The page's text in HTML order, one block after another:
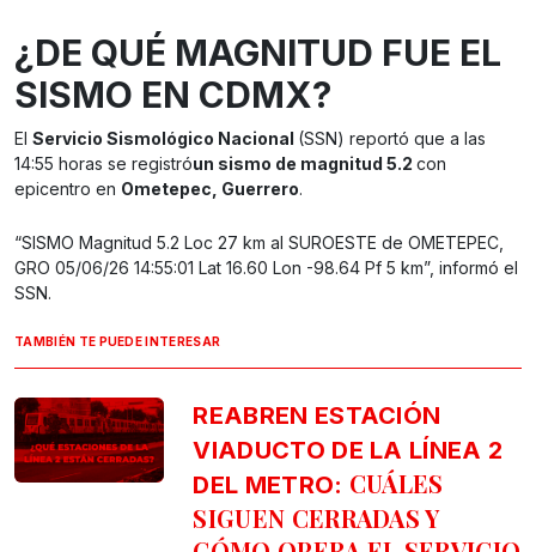
¿DE QUÉ MAGNITUD FUE EL
SISMO EN CDMX?
El Servicio Sismológico Nacional (SSN) reportó que a las
14:55 horas se registróun sismo de magnitud 5.2 con
epicentro en Ometepec, Guerrero.
“SISMO Magnitud 5.2 Loc 27 km al SUROESTE de OMETEPEC,
GRO 05/06/26 14:55:01 Lat 16.60 Lon -98.64 Pf 5 km”, informó el
SSN.
TAMBIÉN TE PUEDE INTERESAR
REABREN ESTACIÓN
VIADUCTO DE LA LÍNEA 2
DEL METRO: CUÁLES
SIGUEN CERRADAS Y